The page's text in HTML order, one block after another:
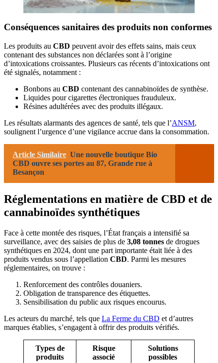
Conséquences sanitaires des produits non conformes
Les produits au CBD peuvent avoir des effets sains, mais ceux
contenant des substances non déclarées sont à l’origine
d’intoxications croissantes. Plusieurs cas récents d’intoxications ont
été signalés, notamment :
Bonbons au CBD contenant des cannabinoïdes de synthèse.
Liquides pour cigarettes électroniques frauduleux.
Résines adultérées avec des produits illégaux.
Les résultats alarmants des agences de santé, tels que l’ANSM,
soulignent l’urgence d’une vigilance accrue dans la consommation.
Article Similaire Une nouvelle boutique Bio
CBD ouvre ses portes au 87, Grande rue à
Besançon
Réglementations en matière de CBD et de
cannabinoïdes synthétiques
Face à cette montée des risques, l’État français a intensifié sa
surveillance, avec des saisies de plus de 3,08 tonnes de drogues
synthétiques en 2024, dont une part importante était liée à des
produits vendus sous l’appellation CBD. Parmi les mesures
réglementaires, on trouve :
Renforcement des contrôles douaniers.
Obligation de transparence des étiquettes.
Sensibilisation du public aux risques encourus.
Les acteurs du marché, tels que La Ferme du CBD et d’autres
marques établies, s’engagent à offrir des produits vérifiés.
Types de
produits
Risque
associé
Solutions
possibles